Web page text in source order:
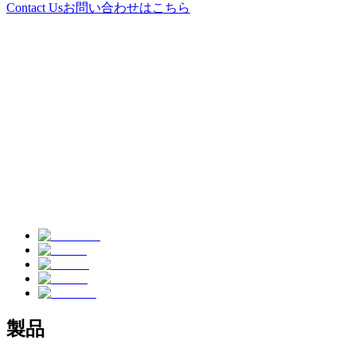
Contact Usお問い合わせはこちら
製品